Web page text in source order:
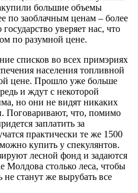
большие объемы
по заоблачным ценам – более
уверяет нас, что
по разумной цене.
списков во всех примэриях
населения топливной
цене. Прошло уже больше
и ждут с некоторой
но они не видят ника­ких
Поговаривают, что, помимо
заплатить за
практически те же 1500
купить у спекулянтов.
лесной фонд и задаются
Молдова столько леса, чтобы
не ста­нут же вырубать все